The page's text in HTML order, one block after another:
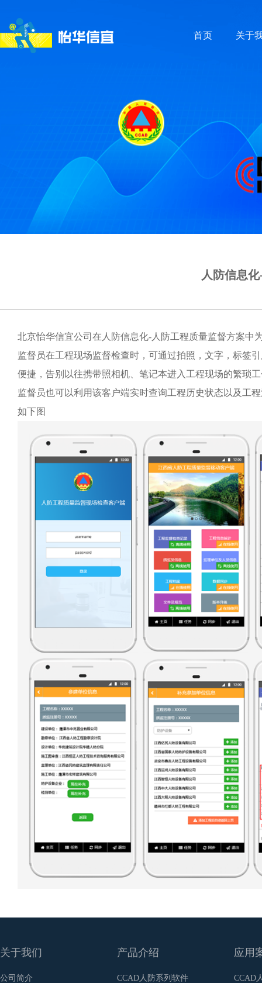
首页 关于
人防信息
北京怡华信宜公司在人防信息化-人防工程质量监督方案中
监督员在工程现场监督检查时，可通过拍照，文字，标签
便捷，告别以往携带照相机、笔记本进入工程现场的繁琐
监督员也可以利用该客户端实时查询工程历史状态以及工
如下图
关于我们 产品介绍 应用
公司简介
CCAD人防系列软件
CCAD